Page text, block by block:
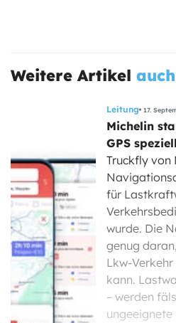
Weitere Artikel auch
Leitung 17.
Michelin
GPS
Truckfly von
für
wurde. Die
genug
Lkw-
kann.
– werden
ungeeignete